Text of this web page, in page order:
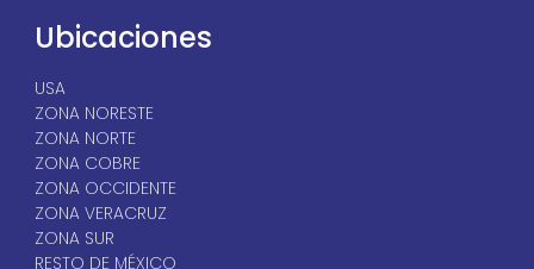
Ubicaciones
USA
ZONA NORESTE
ZONA NORTE
ZONA COBRE
ZONA OCCIDENTE
ZONA VERACRUZ
ZONA SUR
RESTO DE MÉXICO